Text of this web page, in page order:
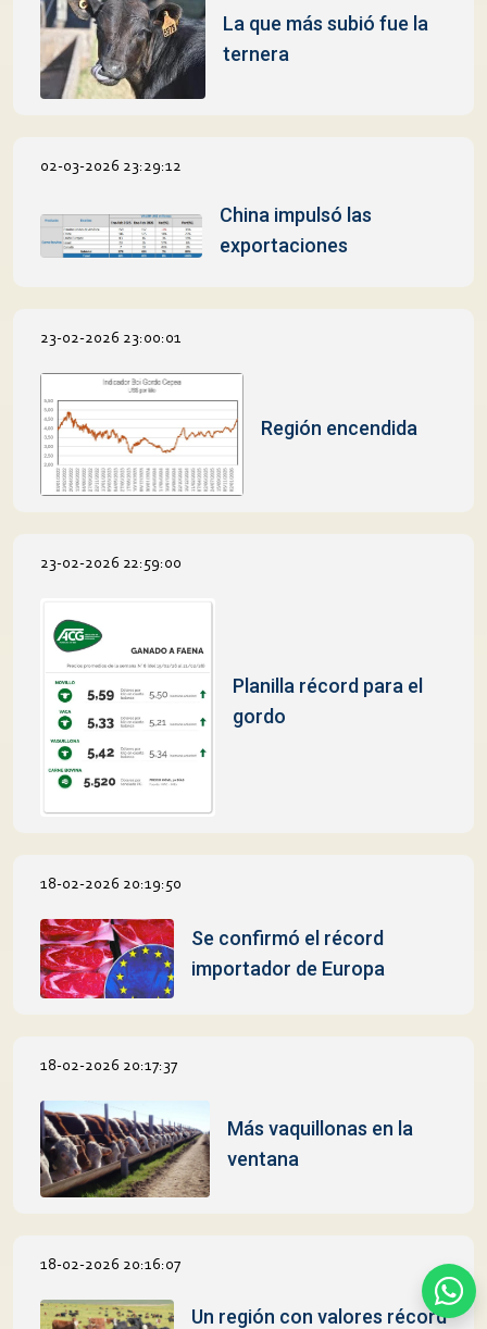
La que más subió fue la
ternera
02-03-2026 23:29:12
China impulsó las
exportaciones
23-02-2026 23:00:01
Región encendida
23-02-2026 22:59:00
Planilla récord para el
gordo
18-02-2026 20:19:50
Se confirmó el récord
importador de Europa
18-02-2026 20:17:37
Más vaquillonas en la
ventana
18-02-2026 20:16:07
Un región con valores récord